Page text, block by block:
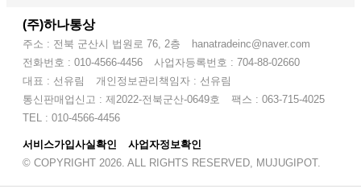
(주)하나통상
주소 : 전북 군산시 법원로 76, 2층
hanatradeinc@naver.com
전화번호 : 010-4566-4456
사업자등록번호 : 704-88-02660
대표 : 선유림
개인정보관리책임자 : 선유림
통신판매업신고 : 제2022-전북군산-0649호
팩스 : 063-715-4025
TEL : 010-4566-4456
서비스가입사실확인
사업자정보확인
© COPYRIGHT 2026. ALL RIGHTS RESERVED, MUJUGIPOT.